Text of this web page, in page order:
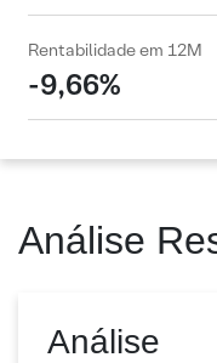
Rentabilidade em 12M
-9,66%
Análise
Análise